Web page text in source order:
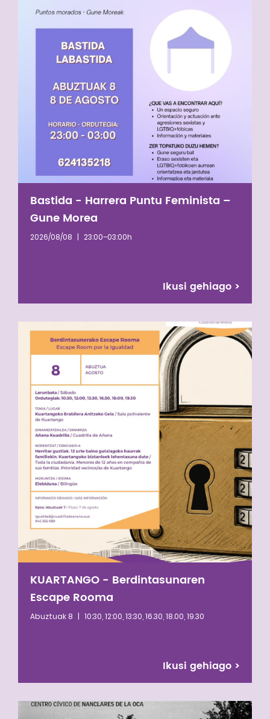
Bastida - Harrera Puntu Feminista –
Gune Morea
2026/08/08 | 23:00–03:00h
Ikusi gehiago >
KUARTANGO - Berdintasunaren
Escape Rooma
Abuztuak 8 | 10:30, 12:00, 13:30, 16.30, 18.00, 19.30
Ikusi gehiago >